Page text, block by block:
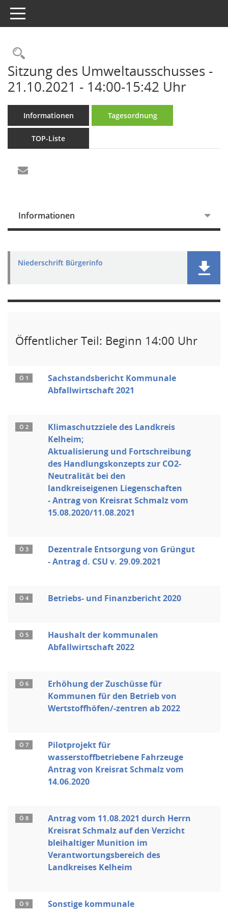
Toggle navigation
Rechercheauswahl
Sitzung des Umweltausschusses -
21.10.2021 - 14:00-15:42 Uhr
Informationen Tagesordnung
TOP-Liste
Informationen
Niederschrift Bürgerinfo
Öffentlicher Teil: Beginn 14:00 Uhr
Ö 1
Sachstandsbericht Kommunale
Abfallwirtschaft 2021
Ö 2
Klimaschutzziele des Landkreis
Kelheim;
Aktualisierung und Fortschreibung
des Handlungskonzepts zur CO2-
Neutralität bei den
landkreiseigenen Liegenschaften
- Antrag von Kreisrat Schmalz vom
15.08.2020/11.08.2021
Ö 3
Dezentrale Entsorgung von Grüngut
- Antrag d. CSU v. 29.09.2021
Ö 4 Betriebs- und Finanzbericht 2020
Ö 5
Haushalt der kommunalen
Abfallwirtschaft 2022
Ö 6
Erhöhung der Zuschüsse für
Kommunen für den Betrieb von
Wertstoffhöfen/-zentren ab 2022
Ö 7
Pilotprojekt für
wasserstoffbetriebene Fahrzeuge
Antrag von Kreisrat Schmalz vom
14.06.2020
Ö 8
Antrag vom 11.08.2021 durch Herrn
Kreisrat Schmalz auf den Verzicht
bleihaltiger Munition im
Verantwortungsbereich des
Landkreises Kelheim
Ö 9
Sonstige kommunale